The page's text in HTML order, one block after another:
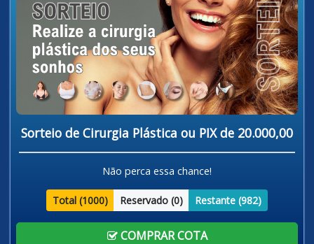
Sorteio de Cirurgia Plástica ou PIX de 20.000,00
Não perca essa chance!
Total (1000) Reservado (0) Restante (982)
COMPRAR COTA